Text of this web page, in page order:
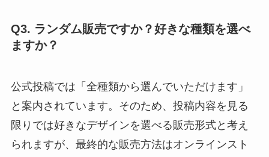
Q3. ランダム販売ですか？好きな種類を選べ
ますか？
公式投稿では「全種類から選んでいただけます」
と案内されています。そのため、投稿内容を見る
限りでは好きなデザインを選べる販売形式と考え
られますが、最終的な販売方法はオンラインスト